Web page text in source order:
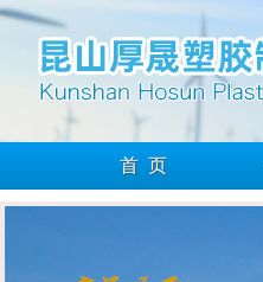
首 页